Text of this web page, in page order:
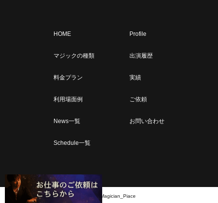
HOME
マジックの種類
料金プラン
利用場面例
News一覧
Schedule一覧
Profile
出演履歴
実績
ご依頼
お問い合わせ
©︎ 2022 Magician_Piace